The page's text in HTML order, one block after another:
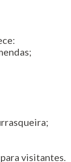
para visitantes.